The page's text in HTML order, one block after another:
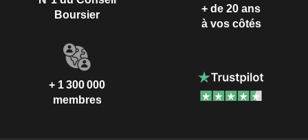
Boursier
+ de 20 ans
à vos côtés
+ 1 300 000
membres